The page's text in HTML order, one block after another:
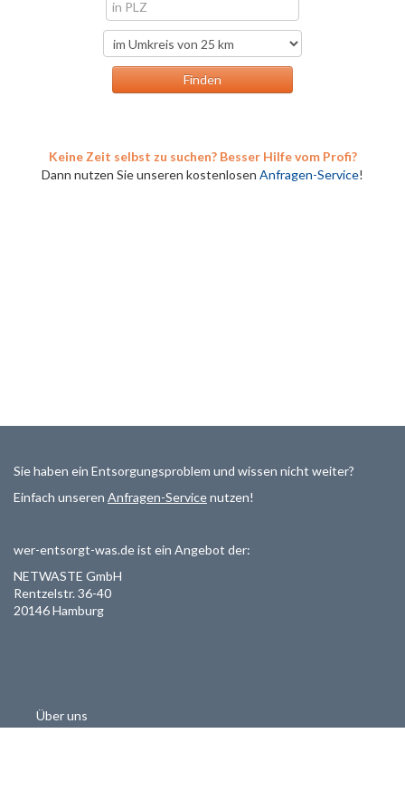
Keine Zeit selbst zu suchen? Besser Hilfe vom Profi?
Dann nutzen Sie unseren kostenlosen Anfragen-Service!
Sie haben ein Entsorgungsproblem und wissen nicht weiter?
Einfach unseren Anfragen-Servicenutzen!
wer-entsorgt-was.de ist ein Angebot der:
NETWASTE GmbH
Rentzelstr. 36-40
20146 Hamburg
Über uns